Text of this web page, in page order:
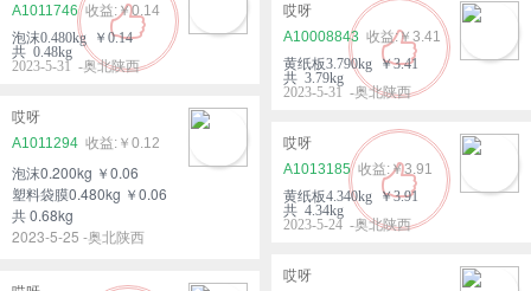
A1011746
￥0.14
泡沫0.480kg ￥0.14
共 0.48kg
2023-5-31 -奥北陕西
哎呀
A10008843
￥3.41
黄纸板3.790kg ￥3.41
共 3.79kg
2023-5-31 -奥北陕西
哎呀
A1011294
￥0.12
泡沫0.200kg ￥0.06
塑料袋膜0.480kg ￥0.06
共 0.68kg
2023-5-25 -奥北陕西
哎呀
A1013185
￥3.91
黄纸板4.340kg ￥3.91
共 4.34kg
2023-5-24 -奥北陕西
哎呀